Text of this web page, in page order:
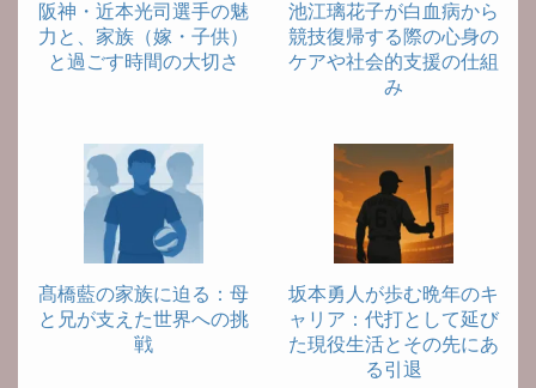
阪神・近本光司選手の魅
力と、家族（嫁・子供）
と過ごす時間の大切さ
池江璃花子が白血病から
競技復帰する際の心身の
ケアや社会的支援の仕組
み
髙橋藍の家族に迫る：母
と兄が支えた世界への挑
戦
坂本勇人が歩む晩年のキ
ャリア：代打として延び
た現役生活とその先にあ
る引退